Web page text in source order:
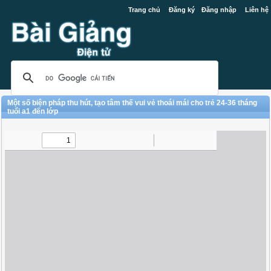
Trang chủ Đăng ký Đăng nhập Liên hệ
Một số biện pháp thu hút, tạo tâm thế vui vẻ thoái mái cho trẻ 24-36 tháng
tuổi a1 đến lớp